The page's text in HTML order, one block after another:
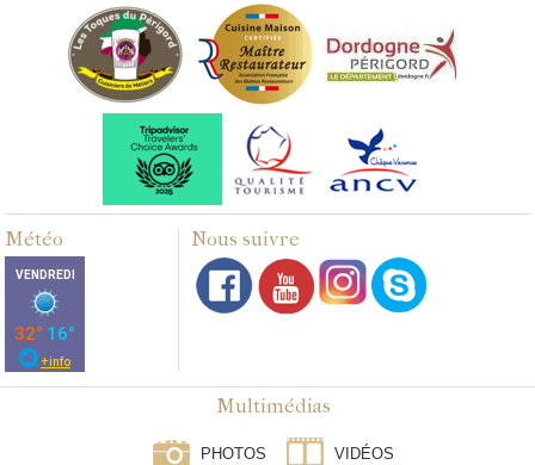
Météo Nous suivre
Multimédias
PHOTOS VIDÉOS